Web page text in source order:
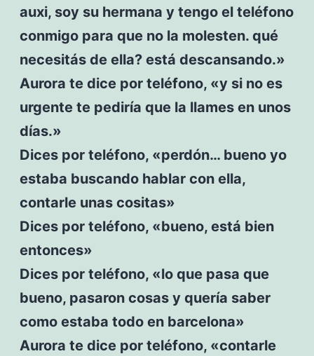
auxi, soy su hermana y tengo el teléfono
conmigo para que no la molesten. qué
necesitás de ella? está descansando.»
Aurora te dice por teléfono, «y si no es
urgente te pediría que la llames en unos
días.»
Dices por teléfono, «perdón… bueno yo
estaba buscando hablar con ella,
contarle unas cositas»
Dices por teléfono, «bueno, está bien
entonces»
Dices por teléfono, «lo que pasa que
bueno, pasaron cosas y quería saber
como estaba todo en barcelona»
Aurora te dice por teléfono, «contarle